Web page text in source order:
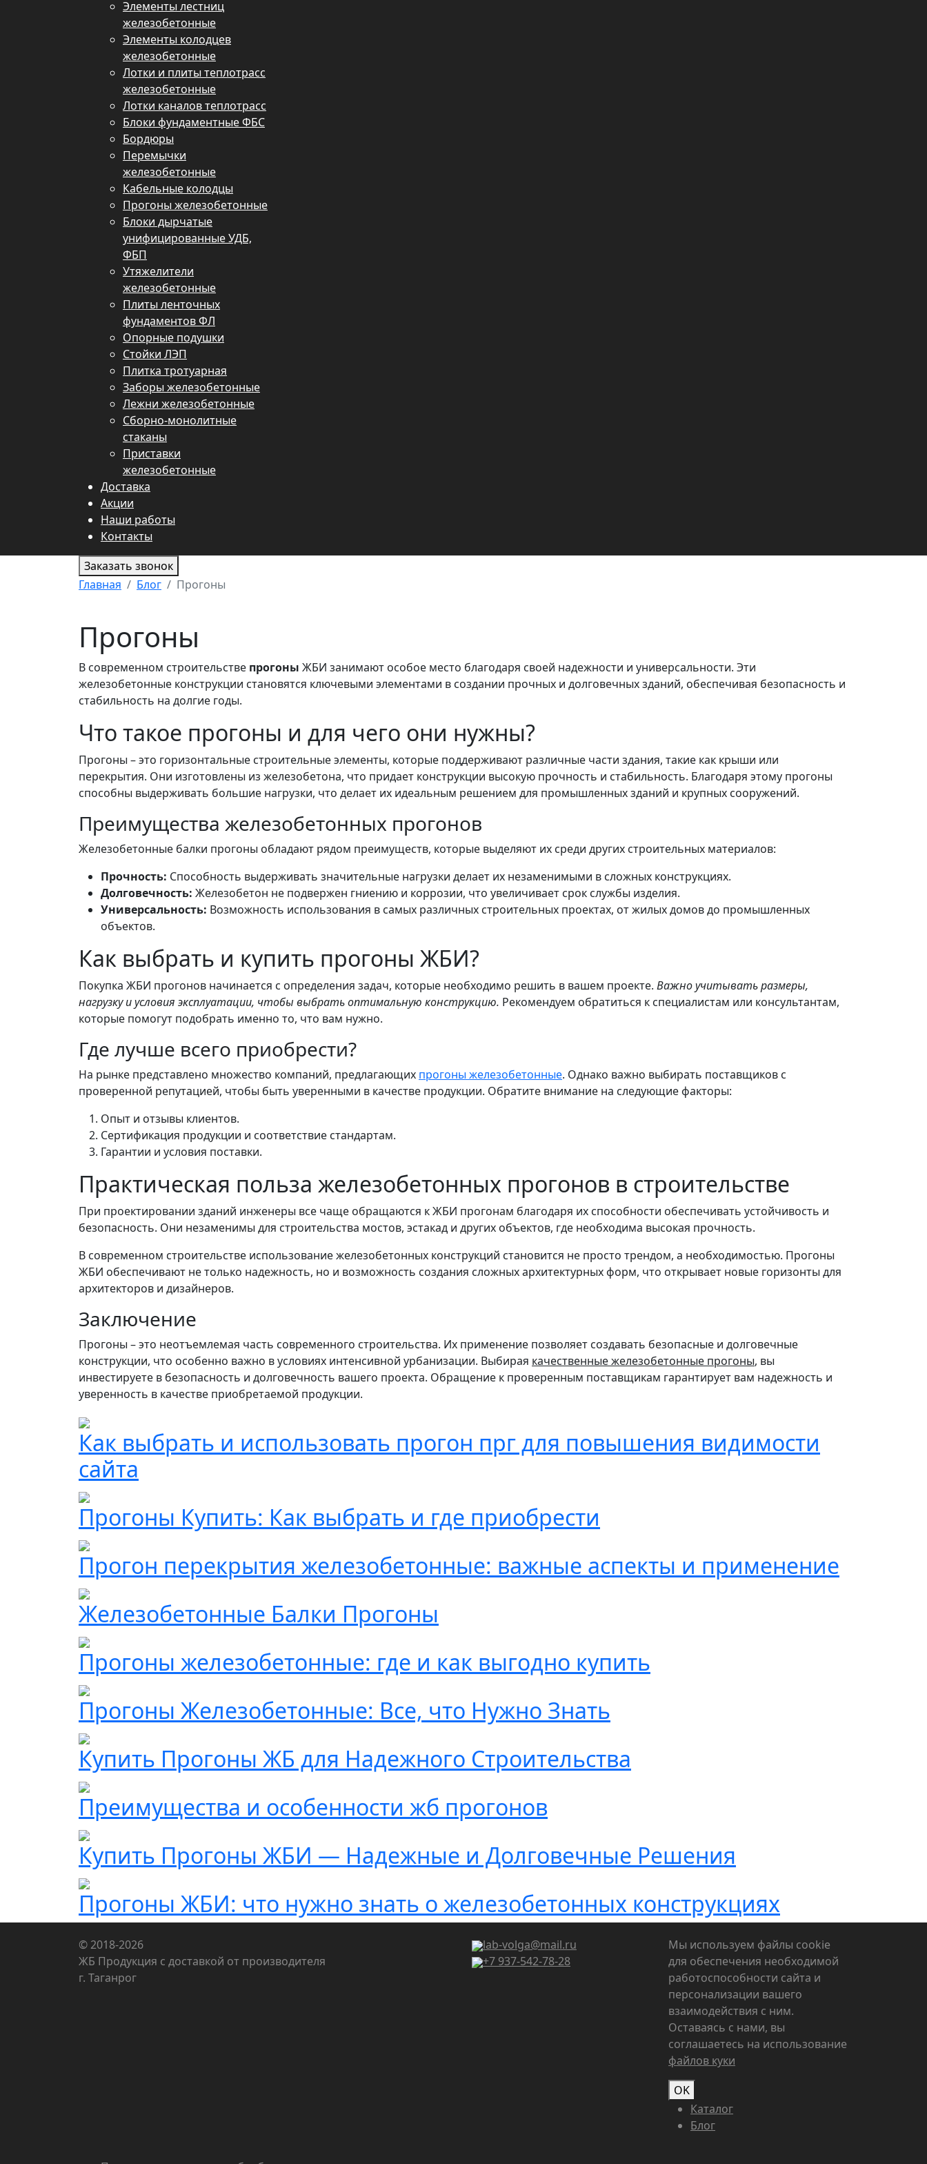
Элементы лестниц
железобетонные
Элементы колодцев
железобетонные
Лотки и плиты теплотрасс
железобетонные
Лотки каналов теплотрасс
Блоки фундаментные ФБС
Бордюры
Перемычки
железобетонные
Кабельные колодцы
Прогоны железобетонные
Блоки дырчатые
унифицированные УДБ,
ФБП
Утяжелители
железобетонные
Плиты ленточных
фундаментов ФЛ
Опорные подушки
Стойки ЛЭП
Плитка тротуарная
Заборы железобетонные
Лежни железобетонные
Сборно-монолитные
стаканы
Приставки
железобетонные
Доставка
Акции
Наши работы
Контакты
Заказать звонок
Главная
Блог Прогоны
Прогоны
В современном строительстве прогоны ЖБИ занимают особое место благодаря своей надежности и универсальности. Эти
железобетонные конструкции становятся ключевыми элементами в создании прочных и долговечных зданий, обеспечивая безопасность и
стабильность на долгие годы.
Что такое прогоны и для чего они нужны?
Прогоны – это горизонтальные строительные элементы, которые поддерживают различные части здания, такие как крыши или
перекрытия. Они изготовлены из железобетона, что придает конструкции высокую прочность и стабильность. Благодаря этому прогоны
способны выдерживать большие нагрузки, что делает их идеальным решением для промышленных зданий и крупных сооружений.
Преимущества железобетонных прогонов
Железобетонные балки прогоны обладают рядом преимуществ, которые выделяют их среди других строительных материалов:
Прочность: Способность выдерживать значительные нагрузки делает их незаменимыми в сложных конструкциях.
Долговечность: Железобетон не подвержен гниению и коррозии, что увеличивает срок службы изделия.
Универсальность: Возможность использования в самых различных строительных проектах, от жилых домов до промышленных
объектов.
Как выбрать и купить прогоны ЖБИ?
Покупка ЖБИ прогонов начинается с определения задач, которые необходимо решить в вашем проекте. Важно учитывать размеры,
нагрузку и условия эксплуатации, чтобы выбрать оптимальную конструкцию. Рекомендуем обратиться к специалистам или консультантам,
которые помогут подобрать именно то, что вам нужно.
Где лучше всего приобрести?
На рынке представлено множество компаний, предлагающих прогоны железобетонные. Однако важно выбирать поставщиков с
проверенной репутацией, чтобы быть уверенными в качестве продукции. Обратите внимание на следующие факторы:
Опыт и отзывы клиентов.
Сертификация продукции и соответствие стандартам.
Гарантии и условия поставки.
Практическая польза железобетонных прогонов в строительстве
При проектировании зданий инженеры все чаще обращаются к ЖБИ прогонам благодаря их способности обеспечивать устойчивость и
безопасность. Они незаменимы для строительства мостов, эстакад и других объектов, где необходима высокая прочность.
В современном строительстве использование железобетонных конструкций становится не просто трендом, а необходимостью. Прогоны
ЖБИ обеспечивают не только надежность, но и возможность создания сложных архитектурных форм, что открывает новые горизонты для
архитекторов и дизайнеров.
Заключение
Прогоны – это неотъемлемая часть современного строительства. Их применение позволяет создавать безопасные и долговечные
конструкции, что особенно важно в условиях интенсивной урбанизации. Выбирая качественные железобетонные прогоны, вы
инвестируете в безопасность и долговечность вашего проекта. Обращение к проверенным поставщикам гарантирует вам надежность и
уверенность в качестве приобретаемой продукции.
Как выбрать и использовать прогон прг для повышения видимости
сайта
Прогоны Купить: Как выбрать и где приобрести
Прогон перекрытия железобетонные: важные аспекты и применение
Железобетонные Балки Прогоны
Прогоны железобетонные: где и как выгодно купить
Прогоны Железобетонные: Все, что Нужно Знать
Купить Прогоны ЖБ для Надежного Строительства
Преимущества и особенности жб прогонов
Купить Прогоны ЖБИ — Надежные и Долговечные Решения
Прогоны ЖБИ: что нужно знать о железобетонных конструкциях
© 2018-2026
ЖБ Продукция с доставкой от производителя
г. Таганрог
lab-volga@mail.ru
+7 937-542-78-28
Мы используем файлы cookie
для обеспечения необходимой
работоспособности сайта и
персонализации вашего
взаимодействия с ним.
Оставаясь с нами, вы
соглашаетесь на использование
файлов куки
OK
Каталог
Блог